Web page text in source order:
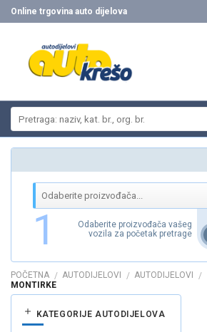
Skip
to
Online trgovina auto dijelova
1
Odaberite proizvođača vašeg
vozila za početak pretrage
POČETNA / AUTODIJELOVI / AUTODIJELOVI /
MONTIRKE
KATEGORIJE AUTODIJELOVA